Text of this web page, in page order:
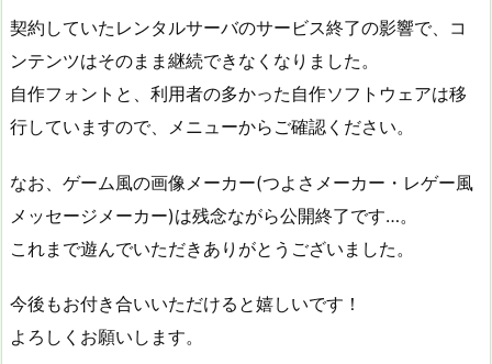
契約していたレンタルサーバのサービス終了の影響で、コ
ンテンツはそのまま継続できなくなりました。
自作フォントと、利用者の多かった自作ソフトウェアは移
行していますので、メニューからご確認ください。
なお、ゲーム風の画像メーカー(つよさメーカー・レゲー風
メッセージメーカー)は残念ながら公開終了です…。
これまで遊んでいただきありがとうございました。
今後もお付き合いいただけると嬉しいです！
よろしくお願いします。